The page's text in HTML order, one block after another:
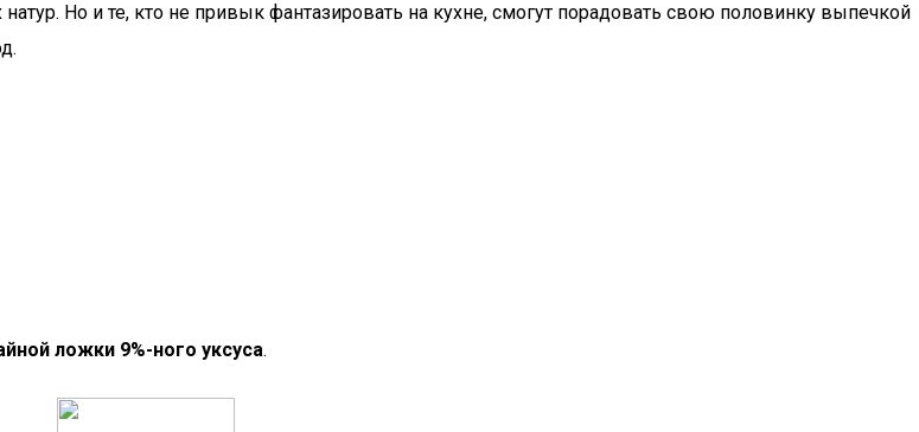
Но и те, кто не привык фантазировать на кухне, смогут порадовать свою половинку выпечкой
ложки 9%-ного уксуса.